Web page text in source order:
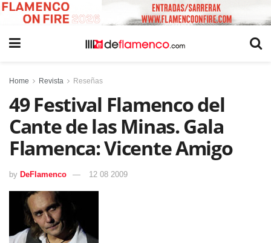
Home Revista Reseñas
49 Festival Flamenco del
Cante de las Minas. Gala
Flamenca: Vicente Amigo
by DeFlamenco 12 08 2009